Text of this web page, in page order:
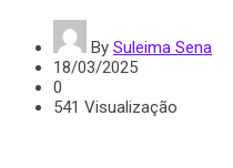
By Suleima Sena
18/03/2025
0
541 Visualização